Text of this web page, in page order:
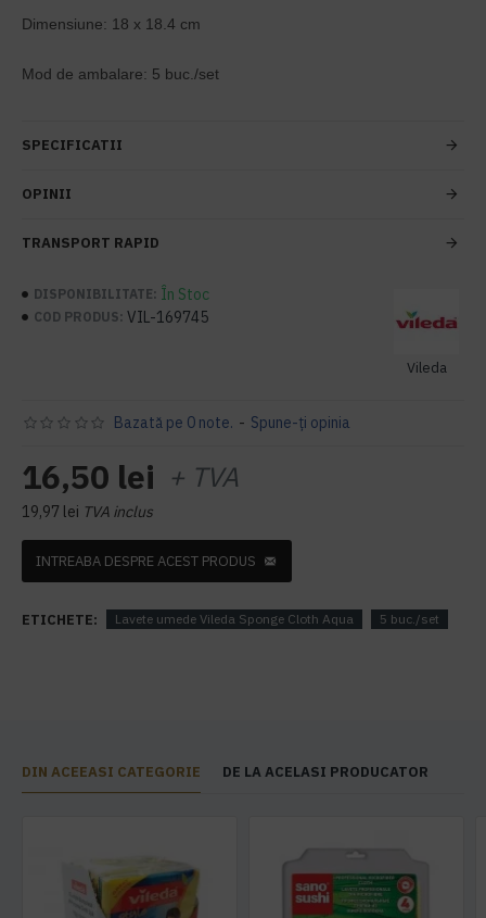
Dimensiune: 18 x 18.4 cm
Mod de ambalare: 5 buc./set
SPECIFICATII
OPINII
TRANSPORT RAPID
DISPONIBILITATE: În Stoc
COD PRODUS: VIL-169745
Vileda
Bazată pe 0 note. - Spune-ţi opinia
16,50 lei + TVA
19,97 lei TVA inclus
INTREABA DESPRE ACEST PRODUS
ETICHETE: Lavete umede Vileda Sponge Cloth Aqua 5 buc./set
DIN ACEEASI CATEGORIE DE LA ACELASI PRODUCATOR